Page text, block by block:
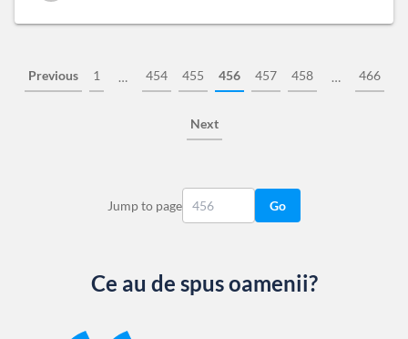
Previous 1 … 454 455 456 457 458 … 466
Next
Jump to page Go
Ce au de spus oamenii?